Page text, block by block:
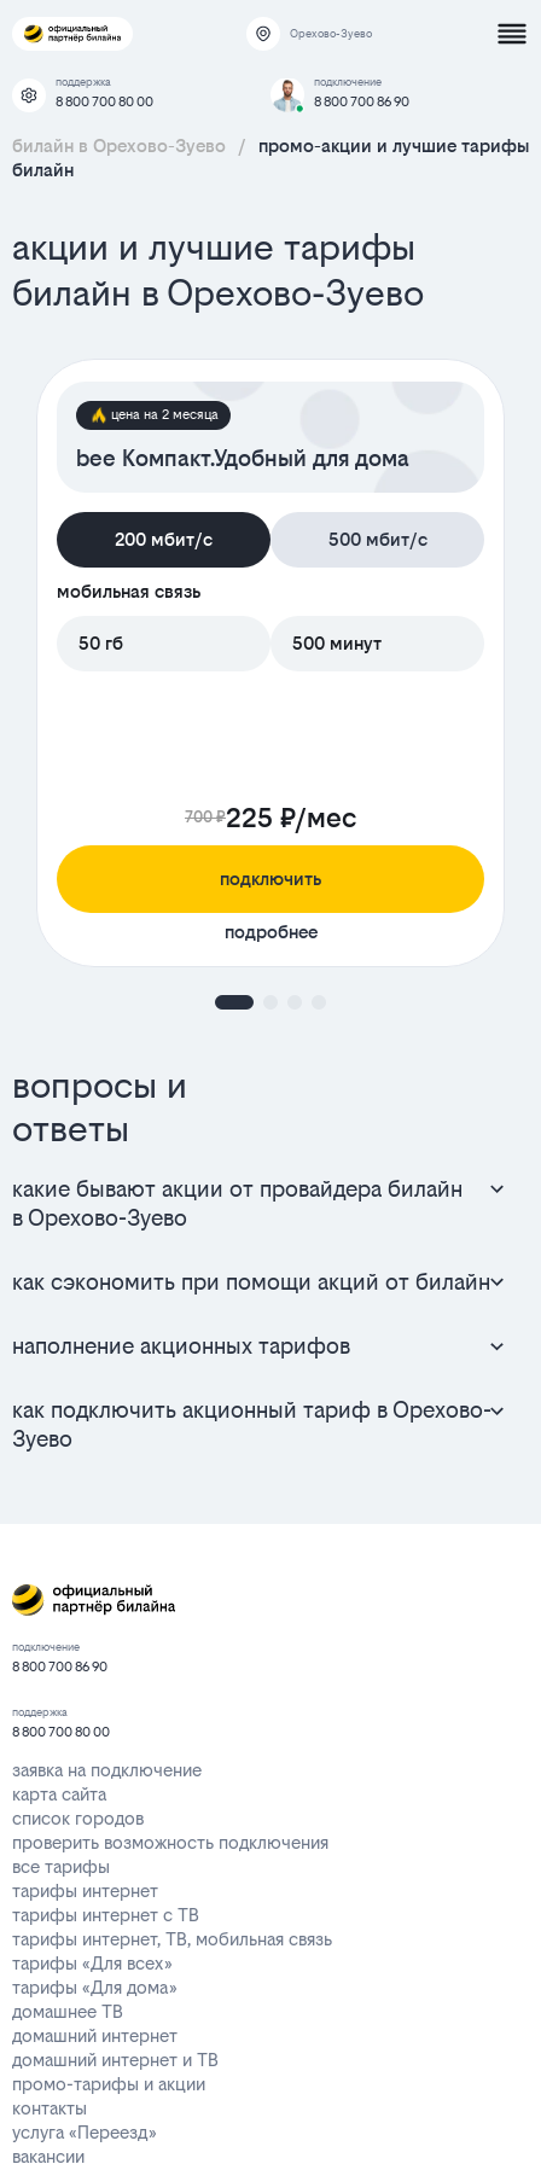
Орехово-Зуево
поддержка
8 800 700 80 00
подключение
8 800 700 86 90
билайн в Орехово-Зуево /
промо-акции и лучшие тарифы
билайн
акции и лучшие тарифы
билайн в Орехово-Зуево
цена на 2 месяца
bee Компакт.Удобный для дома
200 мбит/с 500 мбит/с
мобильная связь
50 гб 500 минут
700 ₽225 ₽/мес
подключить
подробнее
вопросы и
ответы
какие бывают акции от провайдера билайн
в Орехово-Зуево
как сэкономить при помощи акций от билайн
наполнение акционных тарифов
как подключить акционный тариф в Орехово-
Зуево
подключение
8 800 700 86 90
поддержка
8 800 700 80 00
заявка на подключение
карта сайта
список городов
проверить возможность подключения
все тарифы
тарифы интернет
тарифы интернет с ТВ
тарифы интернет, ТВ, мобильная связь
тарифы «Для всех»
тарифы «Для дома»
домашнее ТВ
домашний интернет
домашний интернет и ТВ
промо-тарифы и акции
контакты
услуга «Переезд»
вакансии